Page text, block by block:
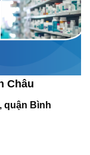
Châu
quận Bình